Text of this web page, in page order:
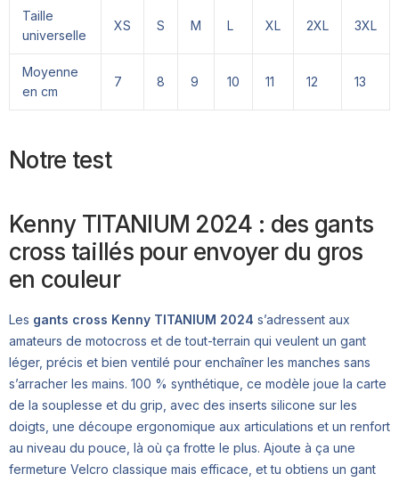
Taille
universelle
XS S M L XL 2XL 3XL
Moyenne
en cm
7 8 9 10 11 12 13
Notre test
Kenny TITANIUM 2024 : des gants
cross taillés pour envoyer du gros
en couleur
Les gants cross Kenny TITANIUM 2024 s’adressent aux
amateurs de motocross et de tout-terrain qui veulent un gant
léger, précis et bien ventilé pour enchaîner les manches sans
s’arracher les mains. 100 % synthétique, ce modèle joue la carte
de la souplesse et du grip, avec des inserts silicone sur les
doigts, une découpe ergonomique aux articulations et un renfort
au niveau du pouce, là où ça frotte le plus. Ajoute à ça une
fermeture Velcro classique mais efficace, et tu obtiens un gant